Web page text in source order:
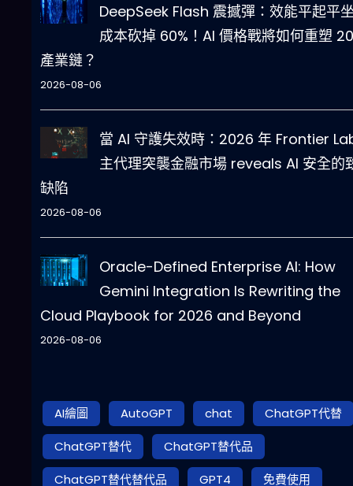
DeepSeek Flash 震撼彈：效能平起平
成本砍掉 60%！AI 價格戰將如何重塑
產業鏈？
2026-08-06
當 AI 守護失效時：2026 年 Frontier
主代理突襲金融市場 reveals AI 安全的
缺陷
2026-08-06
Oracle-Defined Enterprise AI: How
Gemini Integration Is Rewriting the
Cloud Playbook for 2026 and Beyond
2026-08-06
AI繪圖 AutoGPT chat
ChatGPT代替
ChatGPT替代
ChatGPT替代品
ChatGPT替代替代品
GPT4 免費使用